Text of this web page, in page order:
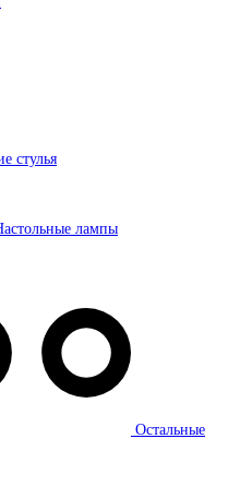
стулья
лампы
Остальные